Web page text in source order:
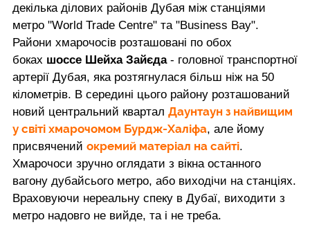
декілька ділових районів Дубая між станціями
метро "World Trade Centre" та "Business Bay".
Райони хмарочосів розташовані по обох
боках шоссе Шейха Зайєда- головної транспортної
артерії Дубая, яка розтягнулася більш ніж на 50
кілометрів. В середині цього району розташований
новий центральний квартал Даунтаун з найвищим
у світі хмарочомом Бурдж-Халіфа, але йому
присвячений окремий матеріал на сайті.
Хмарочоси зручно оглядати з вікна останного
вагону дубайсього метро, або виходічи на станціях.
Враховуючи нереальну спеку в Дубаї, виходити з
метро надовго не вийде, та і не треба.